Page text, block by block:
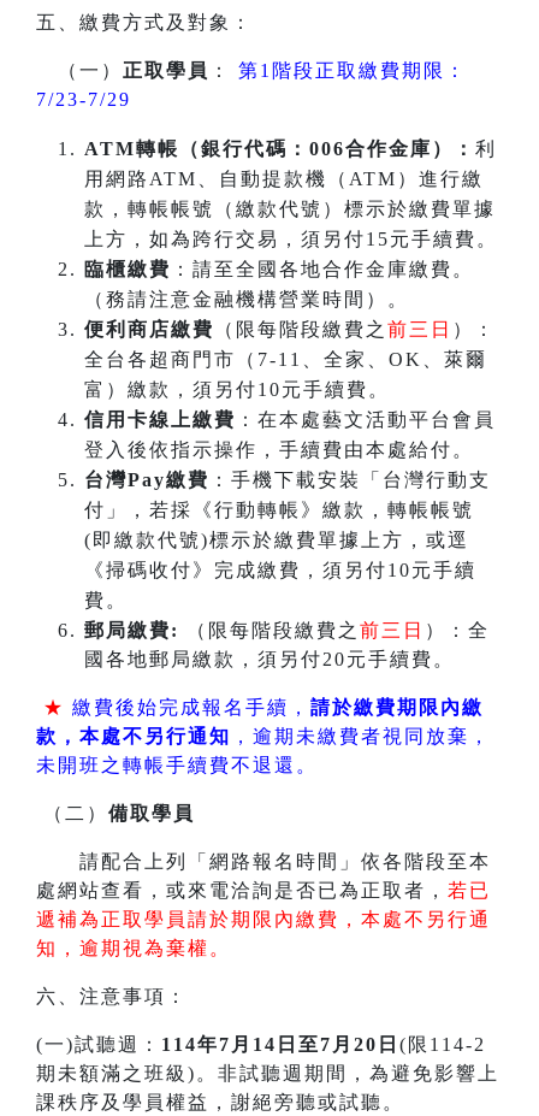
五、繳費方式及對象：
（一） 正取學員 ： 第1階段正取繳費期限：
7/23-7/29
ATM轉帳（銀行代碼：006合作金庫）： 利
用網路ATM、自動提款機（ATM）進行繳
款，轉帳帳號（繳款代號）標示於繳費單據
上方，如為跨行交易，須另付15元手續費。
臨櫃繳費 ：請至全國各地合作金庫繳費。
（務請注意金融機構營業時間）。
便利商店繳費
（限每階段繳費之 前三日 ）：
全台各超商門市（7-11、全家、OK、萊爾
富）繳款，須另付10元手續費。
信用卡線上繳費 ：在本處藝文活動平台會員
登入後依指示操作，手續費由本處給付。
台灣Pay繳費 ：手機下載安裝「台灣行動支
付」，若採《行動轉帳》繳款，轉帳帳號
(即繳款代號)標示於繳費單據上方，或逕
《掃碼收付》完成繳費，須另付10元手續
費。
郵局繳費:
（限每階段繳費之 前三日 ）：全
國各地郵局繳款，須另付20元手續費。
★ 繳費後始完成報名手續， 請於繳費期限內繳
款，本處不另行通知 ，逾期未繳費者視同放棄，
未開班之轉帳手續費不退還。
（二） 備取學員
請配合上列「網路報名時間」依各階段至本
處網站查看，或來電洽詢是否已為正取者， 若已
遞補為正取學員請於期限內繳費，本處不另行通
知，逾期視為棄權。
六、注意事項：
(一)試聽週： 114年7月14日至7月20日 (限114-2
期未額滿之班級)。非試聽週期間，為避免影響上
課秩序及學員權益，謝絕旁聽或試聽。